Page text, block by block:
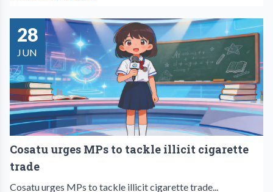
28
JUN
Cosatu urges MPs to tackle illicit cigarette
trade
Cosatu urges MPs to tackle illicit cigarette trade...